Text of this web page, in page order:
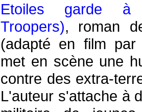
Etoiles garde à
Troopers), roman
(adapté en film par
met en scène une
contre des extra-
L'auteur s'attache à